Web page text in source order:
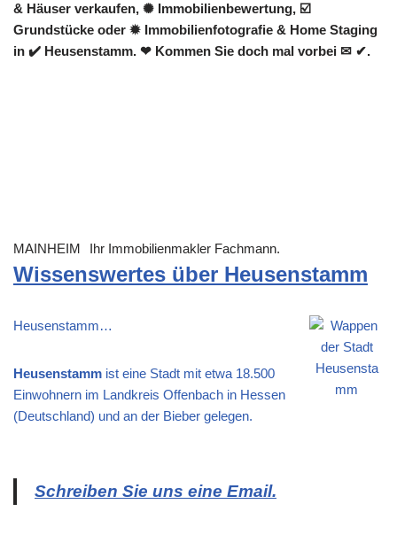
& Häuser verkaufen, ✺ Immobilienbewertung, ☑️
Grundstücke oder ✹ Immobilienfotografie & Home Staging
in ✔️ Heusenstamm. ❤ Kommen Sie doch mal vorbei ✉ ✔.
MAINHEIM Ihr Immobilienmakler Fachmann.
Wissenswertes über Heusenstamm
Heusenstamm…
Heusenstamm ist eine Stadt mit etwa 18.500
Einwohnern im Landkreis Offenbach in Hessen
(Deutschland) und an der Bieber gelegen.
Schreiben Sie uns eine Email.